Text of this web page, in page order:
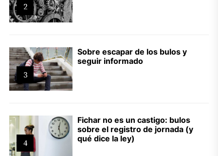
2
3
Sobre escapar de los bulos y
seguir informado
4
Fichar no es un castigo: bulos
sobre el registro de jornada (y
qué dice la ley)